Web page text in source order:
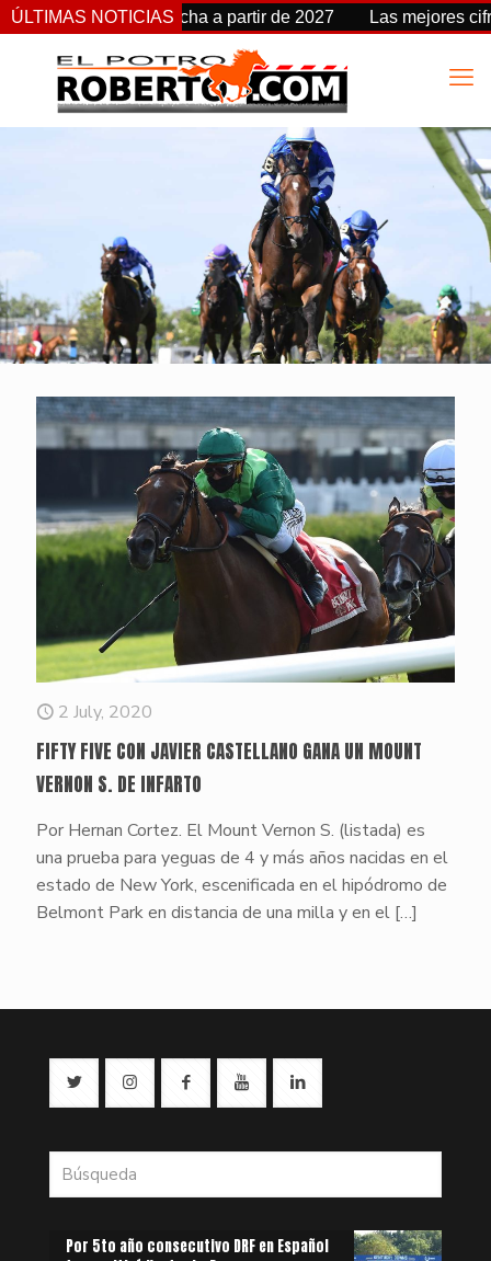
ÚLTIMAS NOTICIAS
cambia de fecha a partir de 2027 Las mejores
2 July, 2020
FIFTY FIVE CON JAVIER CASTELLANO GANA UN MOUNT
VERNON S. DE INFARTO
Por Hernan Cortez. El Mount Vernon S. (listada) es
una prueba para yeguas de 4 y más años nacidas en el
estado de New York, escenificada en el hipódromo de
Belmont Park en distancia de una milla y en el […]
Por 5to año consecutivo DRF en Español